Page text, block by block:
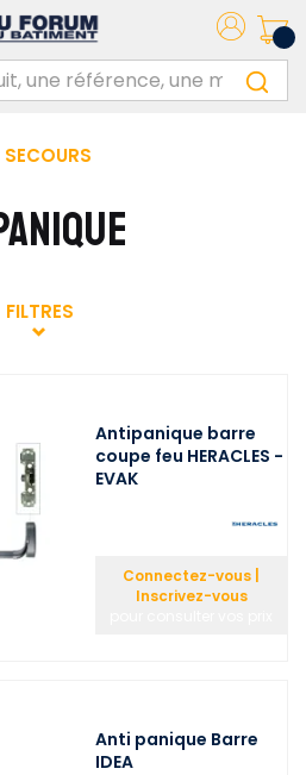
SECOURS
FILTRES
Antipanique barre
coupe feu HERACLES -
EVAK
Connectez-vous |
Inscrivez-vous
Anti panique Barre
IDEA